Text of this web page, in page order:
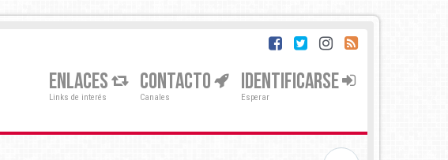
ENLACES
Links de interés
CONTACTO
Canales
IDENTIFICARSE
Esperar